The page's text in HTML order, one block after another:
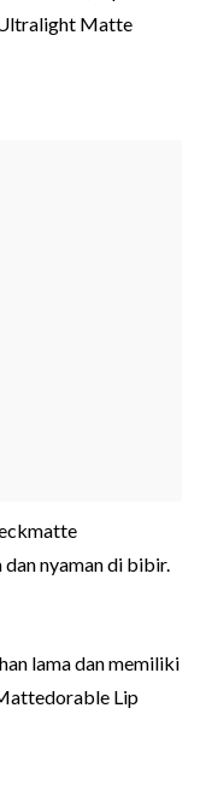
Matte
nyaman di bibir.
lama dan memiliki
Lip